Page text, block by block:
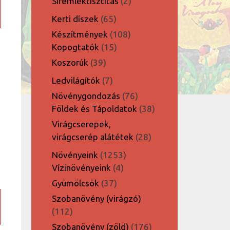
Kerti díszek 6565
termék
Készítmények 108108
Kopogtatók 1515
Koszorúk 3939
termék
Ledvilágítók 77
termék
Növénygondozás 7676
termék
Földek és Tápoldatok 3838
Virágcserepek,
virágcserép alátétek 2828
Növényeink 12531253
termék
Vízinövényeink 44
Gyümölcsök 3737
termék
Szobanövény (virágzó)
112112
termék
Szobanövény (zöld) 176176